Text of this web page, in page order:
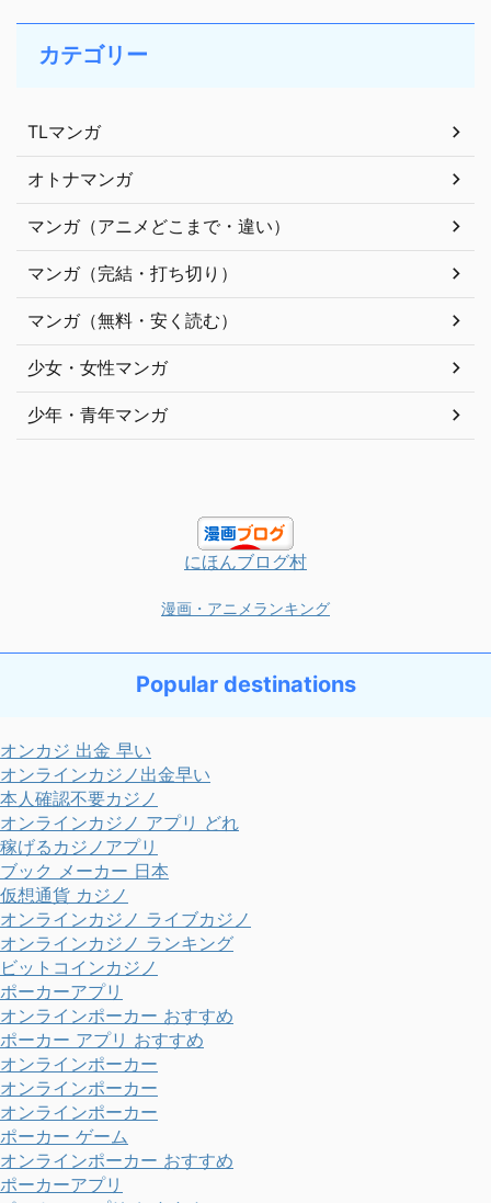
カテゴリー
TLマンガ
オトナマンガ
マンガ（アニメどこまで・違い）
マンガ（完結・打ち切り）
マンガ（無料・安く読む）
少女・女性マンガ
少年・青年マンガ
にほんブログ村
漫画・アニメランキング
Popular destinations
オンカジ 出金 早い
オンラインカジノ出金早い
本人確認不要カジノ
オンラインカジノ アプリ どれ
稼げるカジノアプリ
ブック メーカー 日本
仮想通貨 カジノ
オンラインカジノ ライブカジノ
オンラインカジノ ランキング
ビットコインカジノ
ポーカーアプリ
オンラインポーカー おすすめ
ポーカー アプリ おすすめ
オンラインポーカー
オンラインポーカー
オンラインポーカー
ポーカー ゲーム
オンラインポーカー おすすめ
ポーカーアプリ